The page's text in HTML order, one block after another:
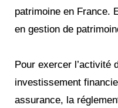
patrimoine en France.
en gestion de
Pour exercer l’activité
investissement
assurance, la